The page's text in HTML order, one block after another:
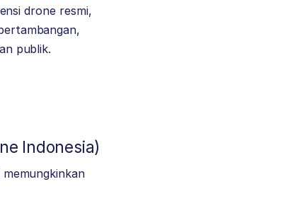
drone resmi,
publik.
Indonesia)